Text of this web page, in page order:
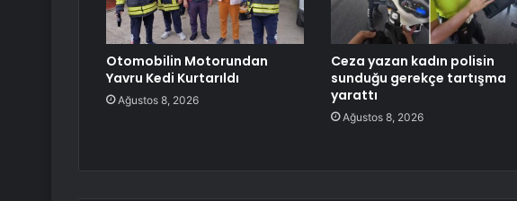
Otomobilin Motorundan
Yavru Kedi Kurtarıldı
Ağustos 8, 2026
Ceza yazan kadın polisin
sunduğu gerekçe tartışma
yarattı
Ağustos 8, 2026